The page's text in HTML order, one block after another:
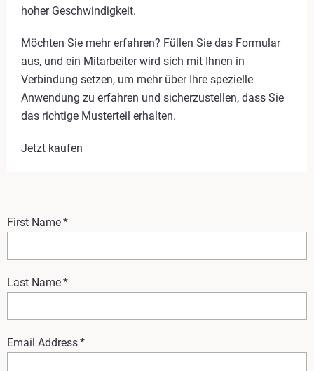
hoher Geschwindigkeit.
Möchten Sie mehr erfahren? Füllen Sie das Formular
aus, und ein Mitarbeiter wird sich mit Ihnen in
Verbindung setzen, um mehr über Ihre spezielle
Anwendung zu erfahren und sicherzustellen, dass Sie
das richtige Musterteil erhalten.
Jetzt kaufen
First Name*
Last Name*
Email Address*